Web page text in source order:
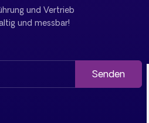
und Vertrieb
und messbar!
Senden